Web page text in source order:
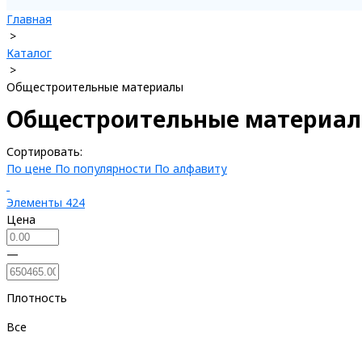
Главная
>
Каталог
>
Общестроительные материалы
Общестроительные
Сортировать:
По цене По популярности По алфавиту
Элементы 424
Цена
—
Плотность
Все